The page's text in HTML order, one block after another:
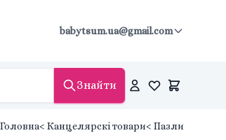
babytsum.ua@gmail.com
Знайти
Головна< Канцелярскі товари< Пазли